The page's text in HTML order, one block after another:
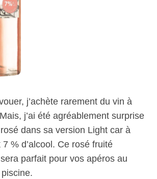
j’achète rarement du vin à
Mais, j’ai été agréablement surprise
dans sa version Light car à
% d’alcool. Ce rosé fruité
parfait pour vos apéros au